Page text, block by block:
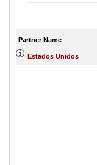
Partner Name
Estados Unidos